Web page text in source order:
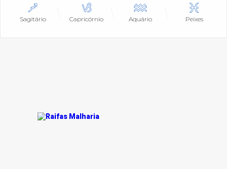
Sagitário Capricórnio Aquário Peixes